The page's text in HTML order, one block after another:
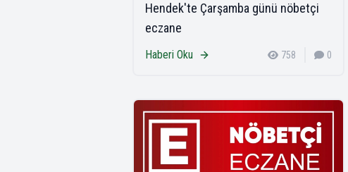
Hendek'te Çarşamba günü nöbetçi
eczane
Haberi Oku 758 0